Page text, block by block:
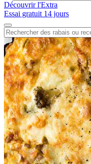
Découvrir l'Extra
Essai gratuit 14 jours